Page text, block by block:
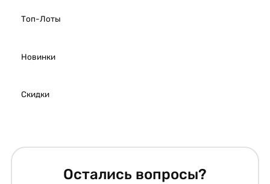
Топ-Лоты
Новинки
Скидки
Остались вопросы?